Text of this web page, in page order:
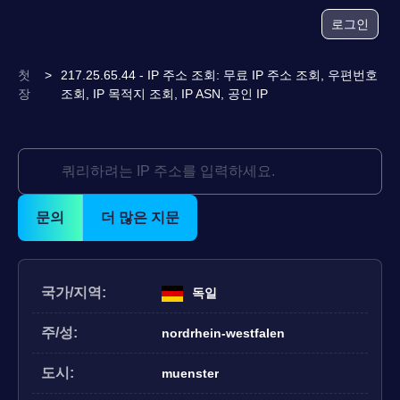
로그인
첫
장
>
217.25.65.44 - IP 주소 조회: 무료 IP 주소 조회, 우편번호
조회, IP 목적지 조회, IP ASN, 공인 IP
문의 더 많은 지문
국가/지역: 독일
주/성: nordrhein-westfalen
도시: muenster